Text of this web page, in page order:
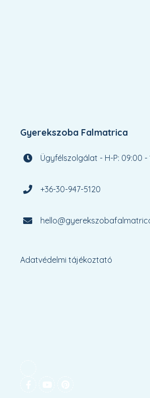
Gyerekszoba Falmatrica
Ügyfélszolgálat - H-P: 09:00 -
+36-30-947-5120
Adatvédelmi tájékoztató